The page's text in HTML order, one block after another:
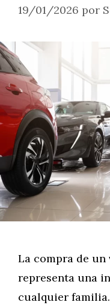
19/01/2026 por
La compra de un
representa una
cualquier